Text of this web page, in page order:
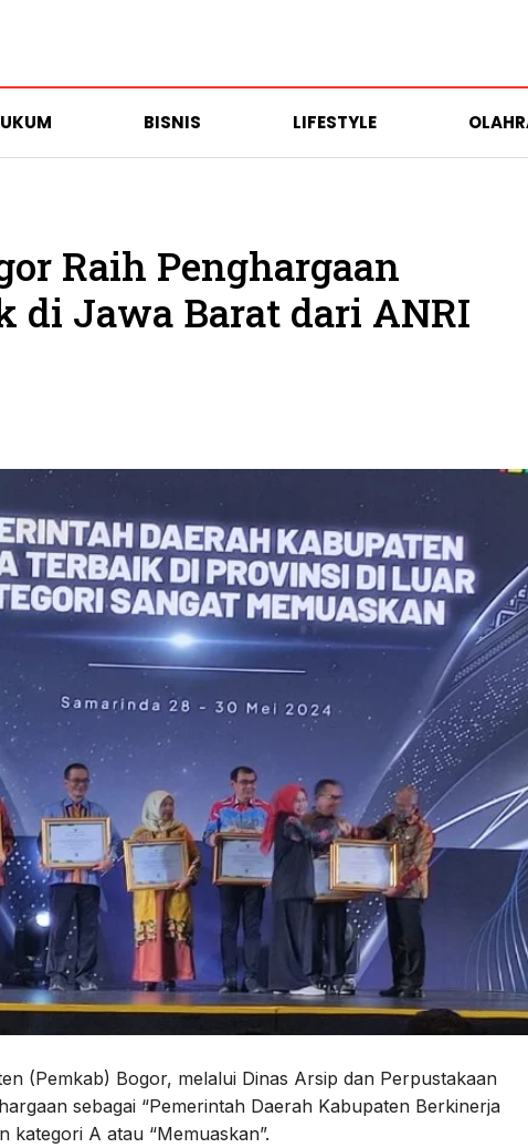
BISNIS LIFESTYLE
Raih Penghargaan
di Jawa Barat dari ANRI
(Pemkab) Bogor, melalui Dinas Arsip dan Perpustakaan
sebagai “Pemerintah Daerah Kabupaten Berkinerja
kategori A atau “Memuaskan”.